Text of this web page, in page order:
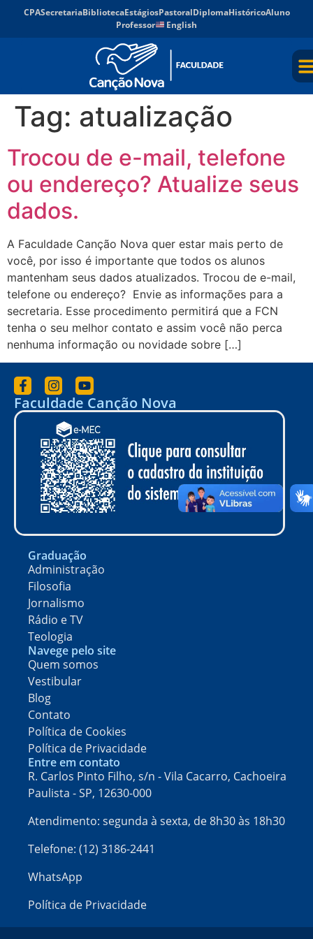
CPASecretariaBibliotecaEstágiosPastoralDiplomaHistóricoAluno
Professor
English
Tag: atualização
Trocou de e-mail, telefone
ou endereço? Atualize seus
dados.
A Faculdade Canção Nova quer estar mais perto de
você, por isso é importante que todos os alunos
mantenham seus dados atualizados. Trocou de e-mail,
telefone ou endereço? Envie as informações para a
secretaria. Esse procedimento permitirá que a FCN
tenha o seu melhor contato e assim você não perca
nenhuma informação ou novidade sobre […]
Faculdade Canção Nova
Graduação
Administração
Filosofia
Jornalismo
Rádio e TV
Teologia
Navege pelo site
Quem somos
Vestibular
Blog
Contato
Política de Cookies
Política de Privacidade
Entre em contato
R. Carlos Pinto Filho, s/n - Vila Cacarro, Cachoeira
Paulista - SP, 12630-000​
Atendimento: segunda à sexta, de 8h30 às 18h30
Telefone: (12) 3186-2441
WhatsApp
Política de Privacidade